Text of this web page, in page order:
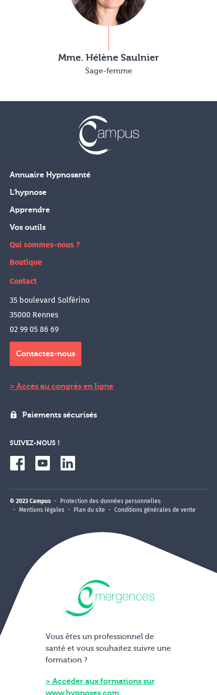
Mme. Hélène Saulnier
Sage-femme
Annuaire Hypnosanté
L'hypnose
Apprendre
Vos outils
Qui sommes-nous ?
Boutique
Contact
35 boulevard Solférino
35000 Rennes
02 99 05 86 69
Contactez-nous
Accès au congrès en ligne
Paiements sécurisés
SUIVEZ-NOUS !
© 2023 Campus
Protection des données personnelles
Mentions légales
Plan du site Conditions générales de vente
Vous êtes un professionnel de
santé et vous souhaitez suivre une
formation ?
Accéder aux formations sur
www.hypnoses.com